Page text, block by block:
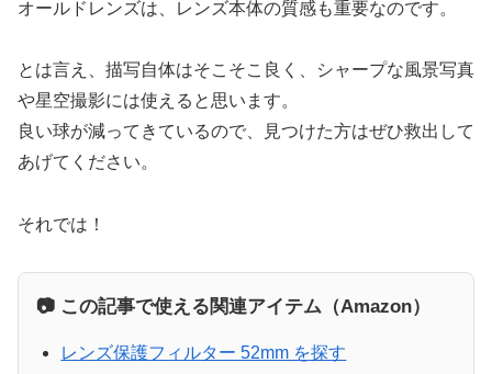
オールドレンズは、レンズ本体の質感も重要なのです。
とは言え、描写自体はそこそこ良く、シャープな風景写真
や星空撮影には使えると思います。
良い球が減ってきているので、見つけた方はぜひ救出して
あげてください。
それでは！
📷 この記事で使える関連アイテム（Amazon）
レンズ保護フィルター 52mm を探す